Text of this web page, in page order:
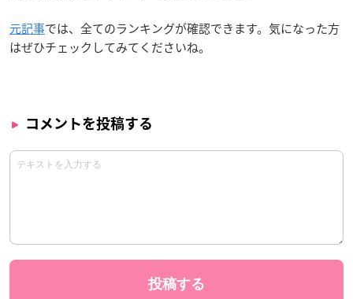
元記事では、全てのランキングが確認できます。気になった方
はぜひチェックしてみてくださいね。
コメントを投稿する